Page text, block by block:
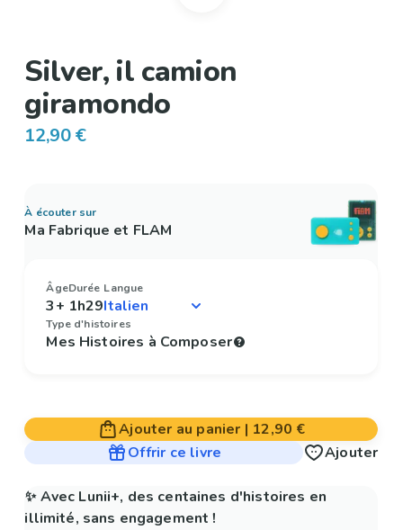
Silver, il camion
giramondo
12,90 €
À écouter sur
Ma Fabrique et FLAM
Âge
3+
Durée
1h29
Langue
Type d'histoires
Mes Histoires à Composer
Ajouter au panier | 12,90 €
Offrir ce livre
Ajouter
✨ Avec Lunii+, des centaines d'histoires en
illimité, sans engagement !